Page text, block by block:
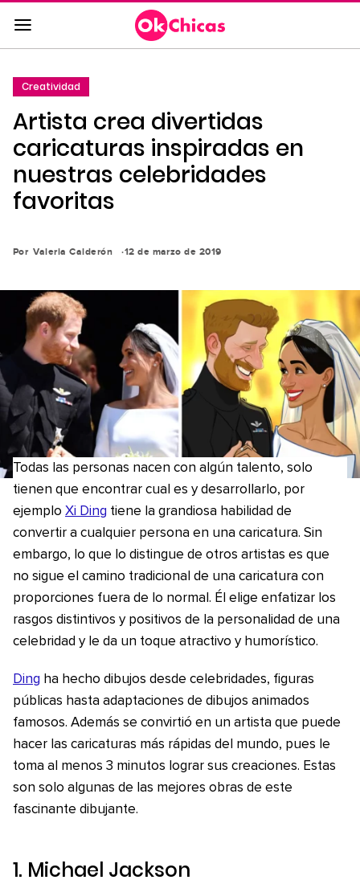
Saltar
al
contenido
a
la
navegación
principal
Creatividad
Artista crea divertidas
caricaturas inspiradas en
nuestras celebridades
favoritas
Por Valeria Calderón 12 de marzo de 2019
Todas las personas nacen con algún talento, solo
tienen que encontrar cual es y desarrollarlo, por
ejemplo Xi Ding tiene la grandiosa habilidad de
convertir a cualquier persona en una caricatura. Sin
embargo, lo que lo distingue de otros artistas es que
no sigue el camino tradicional de una caricatura con
proporciones fuera de lo normal. Él elige enfatizar los
rasgos distintivos y positivos de la personalidad de una
celebridad y le da un toque atractivo y humorístico.
Ding ha hecho dibujos desde celebridades, figuras
públicas hasta adaptaciones de dibujos animados
famosos. Además se convirtió en un artista que puede
hacer las caricaturas más rápidas del mundo, pues le
toma al menos 3 minutos lograr sus creaciones. Estas
son solo algunas de las mejores obras de este
fascinante dibujante.
1. Michael Jackson